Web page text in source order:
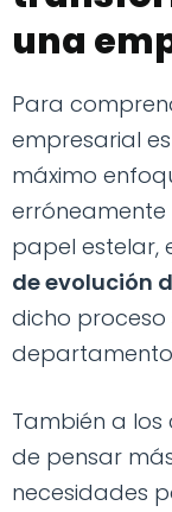
una
Para
empresarial
máximo
erróneamente
papel estelar,
de evolución
dicho
También a los
de pensar
necesidades